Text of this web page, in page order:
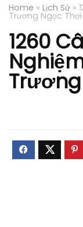
Home » Lịch Sử »
Trương Ngọc Thơi
1260